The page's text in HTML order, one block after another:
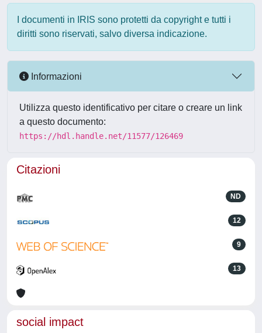
I documenti in IRIS sono protetti da copyright e tutti i
diritti sono riservati, salvo diversa indicazione.
Informazioni
Utilizza questo identificativo per citare o creare un link
a questo documento:
https://hdl.handle.net/11577/126469
Citazioni
ND
12
9
13
social impact